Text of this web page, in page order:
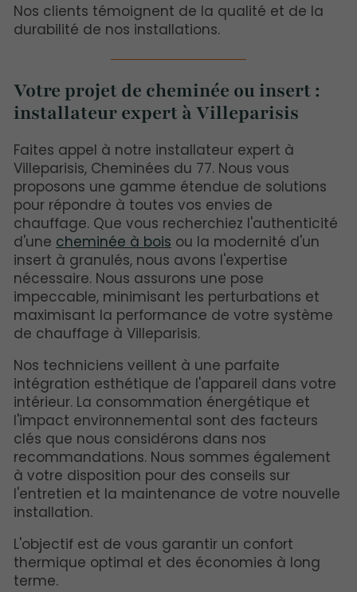
Nos clients témoignent de la qualité et de la
durabilité de nos installations.
Votre projet de cheminée ou insert :
installateur expert à Villeparisis
Faites appel à notre installateur expert à
Villeparisis, Cheminées du 77. Nous vous
proposons une gamme étendue de solutions
pour répondre à toutes vos envies de
chauffage. Que vous recherchiez l'authenticité
d'une cheminée à bois ou la modernité d'un
insert à granulés, nous avons l'expertise
nécessaire. Nous assurons une pose
impeccable, minimisant les perturbations et
maximisant la performance de votre système
de chauffage à Villeparisis.
Nos techniciens veillent à une parfaite
intégration esthétique de l'appareil dans votre
intérieur. La consommation énergétique et
l'impact environnemental sont des facteurs
clés que nous considérons dans nos
recommandations. Nous sommes également
à votre disposition pour des conseils sur
l'entretien et la maintenance de votre nouvelle
installation.
L'objectif est de vous garantir un confort
thermique optimal et des économies à long
terme.